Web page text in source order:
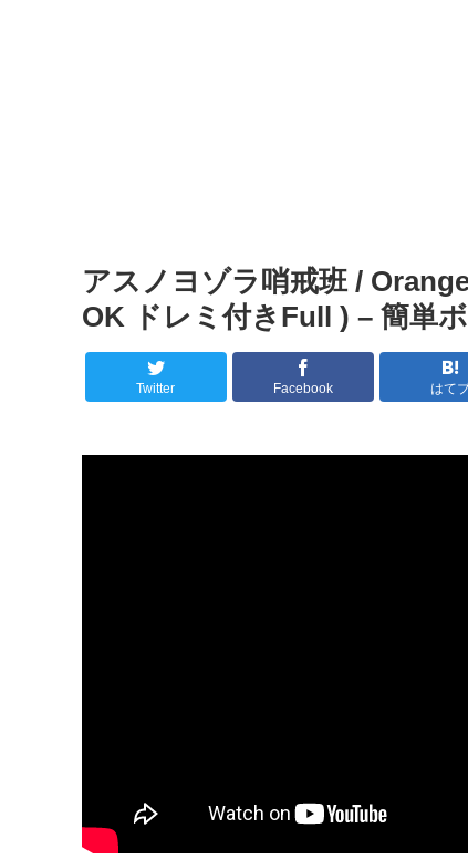
アスノヨゾラ哨戒班 /
OK ドレミ付きFull ) – 簡単
Twitter Facebook はて